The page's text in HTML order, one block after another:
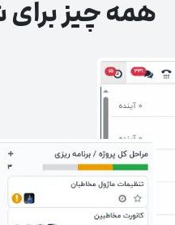
همه چیز